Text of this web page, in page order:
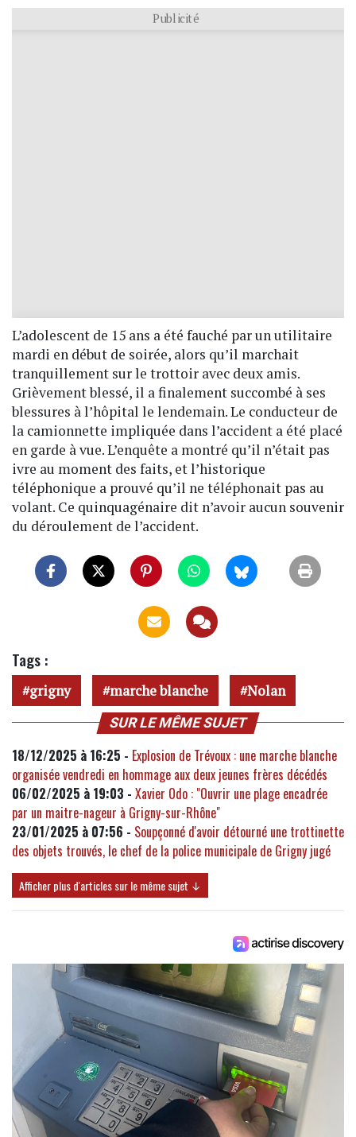
Publicité
L’adolescent de 15 ans a été fauché par un utilitaire
mardi en début de soirée, alors qu’il marchait
tranquillement sur le trottoir avec deux amis.
Grièvement blessé, il a finalement succombé à ses
blessures à l’hôpital le lendemain. Le conducteur de
la camionnette impliquée dans l’accident a été placé
en garde à vue. L’enquête a montré qu’il n’était pas
ivre au moment des faits, et l’historique
téléphonique a prouvé qu’il ne téléphonait pas au
volant. Ce quinquagénaire dit n’avoir aucun souvenir
du déroulement de l’accident.
Tags :
grigny marche blanche Nolan
SUR LE MÊME SUJET
18/12/2025 à 16:25 - Explosion de Trévoux : une marche blanche
organisée vendredi en hommage aux deux jeunes frères décédés
06/02/2025 à 19:03 - Xavier Odo : "Ouvrir une plage encadrée
par un maitre-nageur à Grigny-sur-Rhône"
23/01/2025 à 07:56 - Soupçonné d'avoir détourné une trottinette
des objets trouvés, le chef de la police municipale de Grigny jugé
Afficher plus d'articles sur le même sujet ↓